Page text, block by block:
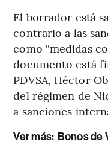
El borrador está
contrario a las
como “medidas
documento está
PDVSA, Héctor
del régimen de
a sanciones
Ver más: Bonos de